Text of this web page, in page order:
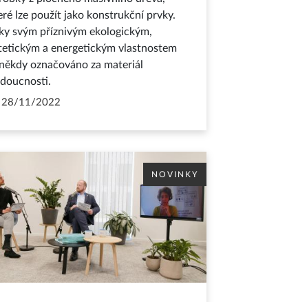
lze použít jako konstrukční prvky.
svým příznivým ekologickým,
a energetickým vlastnostem
označováno za materiál
28/11/2022
NOVINKY